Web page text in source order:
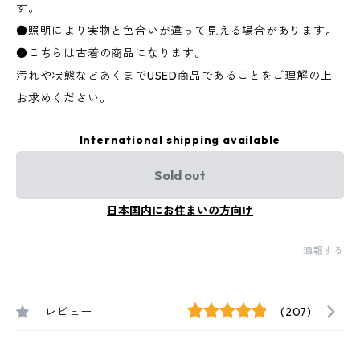
す。
●照明により実物と色合いが違って見える場合があります。
●こちらは古着の商品になります。
汚れや状態などあくまでUSED商品であることをご理解の上
お求めください。
International shipping available
Sold out
日本国内にお住まいの方向け
通報する
レビュー (207)